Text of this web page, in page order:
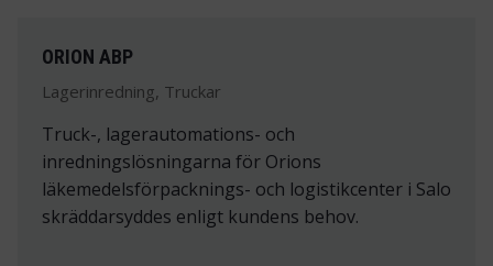
ORION ABP
Lagerinredning, Truckar
Truck-, lagerautomations- och
inredningslösningarna för Orions
läkemedelsförpacknings- och logistikcenter i Salo
skräddarsyddes enligt kundens behov.